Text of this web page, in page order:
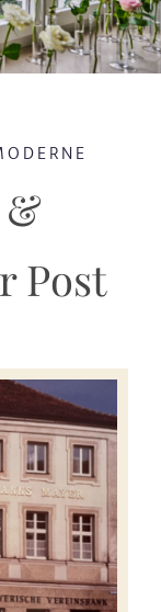
&
Post